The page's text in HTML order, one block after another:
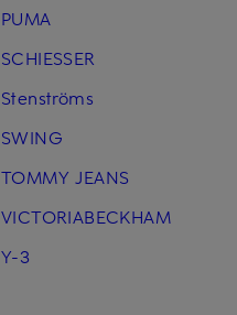
PUMA
SCHIESSER
Stenströms
SWING
TOMMY JEANS
VICTORIABECKHAM
Y-3